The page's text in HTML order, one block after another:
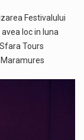
Festivalului
loc in luna
Tours